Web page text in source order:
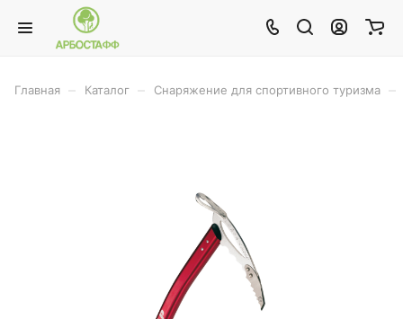
Главная Каталог Снаряжение для спортивного туризма